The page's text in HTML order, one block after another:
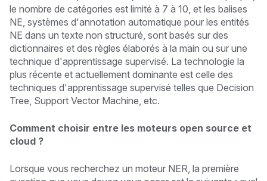
le nombre de catégories est limité à 7 à 10, et les balises
NE, systèmes d'annotation automatique pour les entités
NE dans un texte non structuré, sont basés sur des
dictionnaires et des règles élaborés à la main ou sur une
technique d'apprentissage supervisé. La technologie la
plus récente et actuellement dominante est celle des
techniques d'apprentissage supervisé telles que Decision
Tree, Support Vector Machine, etc.
Comment choisir entre les moteurs open source et
cloud ?
Lorsque vous recherchez un moteur NER, la première